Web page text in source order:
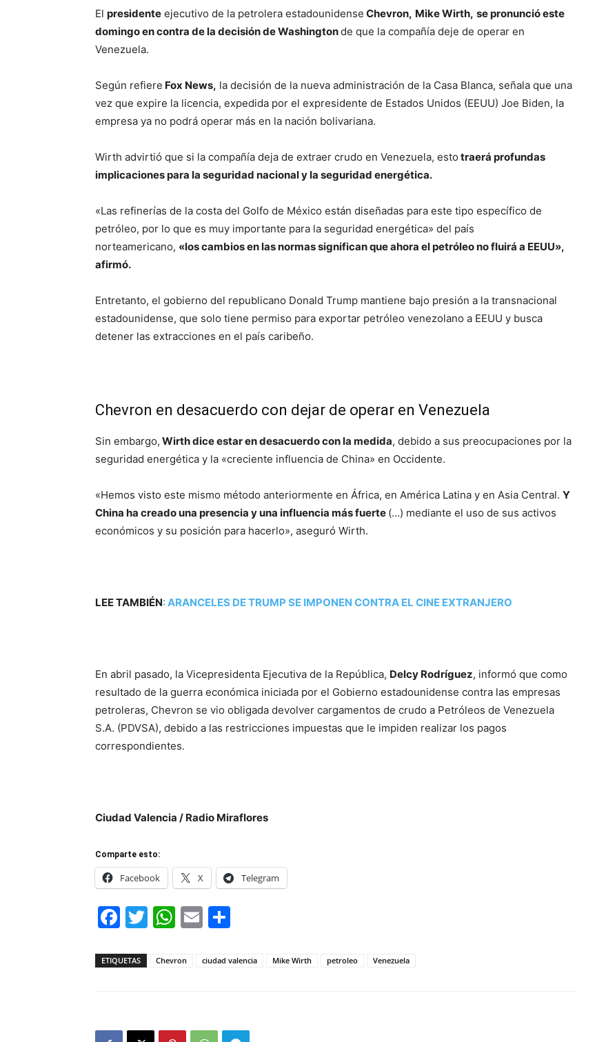
El presidente ejecutivo de la petrolera estadounidense Chevron, Mike Wirth, se pronunció este
domingo en contra de la decisión de Washingtonde que la compañía deje de operar en
Venezuela.
Según refiere Fox News, la decisión de la nueva administración de la Casa Blanca, señala que una
vez que expire la licencia, expedida por el expresidente de Estados Unidos (EEUU) Joe Biden, la
empresa ya no podrá operar más en la nación bolivariana.
Wirth advirtió que si la compañía deja de extraer crudo en Venezuela, esto traerá profundas
implicaciones para la seguridad nacional y la seguridad energética.
«Las refinerías de la costa del Golfo de México están diseñadas para este tipo específico de
petróleo, por lo que es muy importante para la seguridad energética» del país
norteamericano, «los cambios en las normas significan que ahora el petróleo no fluirá a EEUU»,
afirmó.
Entretanto, el gobierno del republicano Donald Trump mantiene bajo presión a la transnacional
estadounidense, que solo tiene permiso para exportar petróleo venezolano a EEUU y busca
detener las extracciones en el país caribeño.
Chevron en desacuerdo con dejar de operar en Venezuela
Sin embargo, Wirth dice estar en desacuerdo con la medida, debido a sus preocupaciones por la
seguridad energética y la «creciente influencia de China» en Occidente.
«Hemos visto este mismo método anteriormente en África, en América Latina y en Asia Central. Y
China ha creado una presencia y una influencia más fuerte (…) mediante el uso de sus activos
económicos y su posición para hacerlo», aseguró Wirth.
LEE TAMBIÉN:ARANCELES DE TRUMP SE IMPONEN CONTRA EL CINE EXTRANJERO
En abril pasado, la Vicepresidenta Ejecutiva de la República, Delcy Rodríguez, informó que como
resultado de la guerra económica iniciada por el Gobierno estadounidense contra las empresas
petroleras, Chevron se vio obligada devolver cargamentos de crudo a Petróleos de Venezuela
S.A. (PDVSA), debido a las restricciones impuestas que le impiden realizar los pagos
correspondientes.
Ciudad Valencia / Radio Miraflores
Comparte esto:
Facebook X Telegram
Facebook
Twitter
WhatsApp
Email
ETIQUETAS Chevron ciudad valencia Mike Wirth petroleo Venezuela